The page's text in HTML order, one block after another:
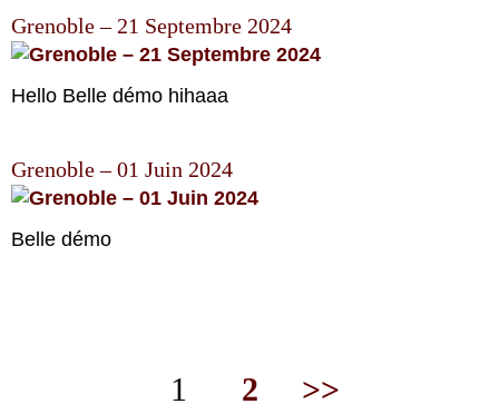
Grenoble – 21 Septembre 2024
Hello Belle démo hihaaa
Grenoble – 01 Juin 2024
Belle démo
1 2 >>